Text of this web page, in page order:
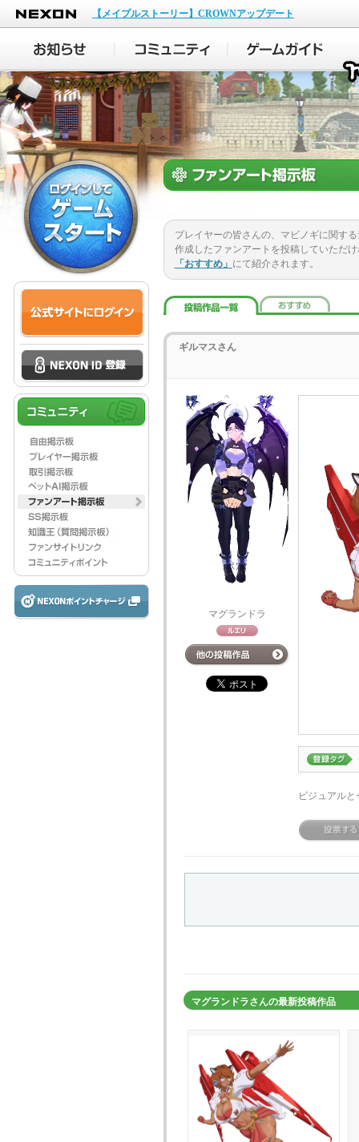
NEXON
【メイプルストーリー】CROWNアップデート
プレイヤーの皆さんの、マビノギに関す
作成したファンアートを投稿していただ
「おすすめ」 にて紹介されます。
ギルマスさん
マグランドラ
ビジュアル
マグランドラさんの最新投稿作品